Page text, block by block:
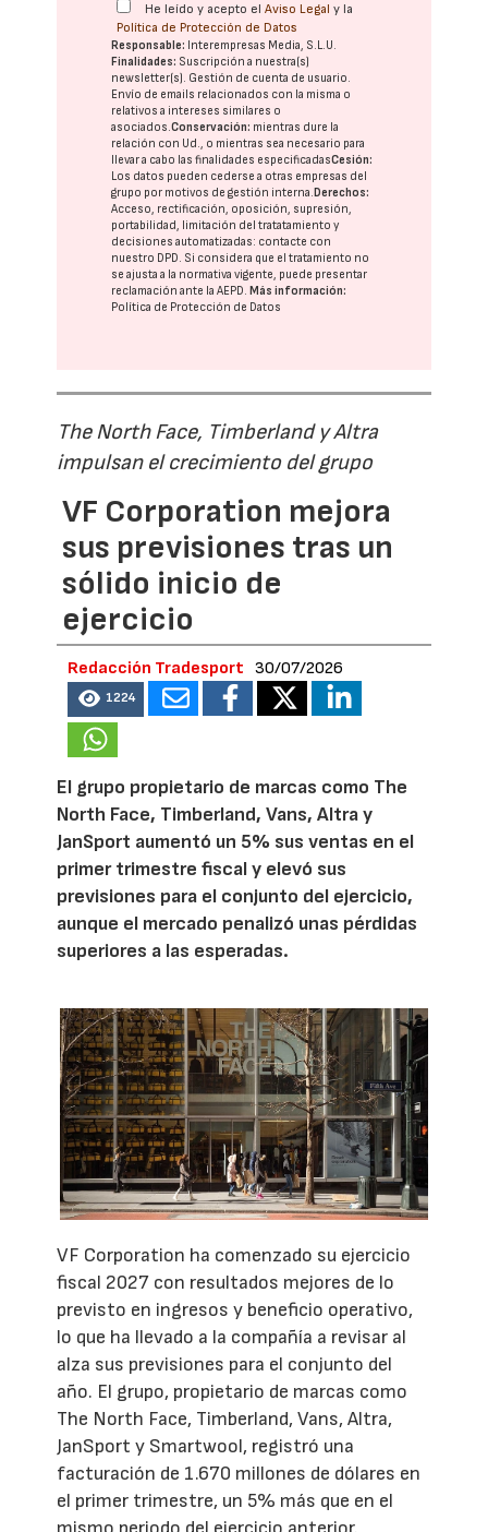
He leído y acepto elAviso Legal y la
Política de Protección de Datos
Responsable: Interempresas Media, S.L.U.
Finalidades: Suscripción a nuestra(s)
newsletter(s). Gestión de cuenta de usuario.
Envío de emails relacionados con la misma o
relativos a intereses similares o
asociados.Conservación: mientras dure la
relación con Ud., o mientras sea necesario para
llevar a cabo las finalidades especificadasCesión:
Los datos pueden cederse a otras empresas del
grupo por motivos de gestión interna. Derechos:
Acceso, rectificación, oposición, supresión,
portabilidad, limitación del tratatamiento y
decisiones automatizadas: contacte con
nuestro DPD. Si considera que el tratamiento no
se ajusta a la normativa vigente, puede presentar
reclamación ante laAEPD. Más información:
Política de Protección de Datos
The North Face, Timberland y Altra
impulsan el crecimiento del grupo
VF Corporation mejora
sus previsiones tras un
sólido inicio de
ejercicio
Redacción Tradesport 30/07/2026
1224
El grupo propietario de marcas como The
North Face, Timberland, Vans, Altra y
JanSport aumentó un 5% sus ventas en el
primer trimestre fiscal y elevó sus
previsiones para el conjunto del ejercicio,
aunque el mercado penalizó unas pérdidas
superiores a las esperadas.
VF Corporation ha comenzado su ejercicio
fiscal 2027 con resultados mejores de lo
previsto en ingresos y beneficio operativo,
lo que ha llevado a la compañía a revisar al
alza sus previsiones para el conjunto del
año. El grupo, propietario de marcas como
The North Face, Timberland, Vans, Altra,
JanSport y Smartwool, registró una
facturación de 1.670 millones de dólares en
el primer trimestre, un 5% más que en el